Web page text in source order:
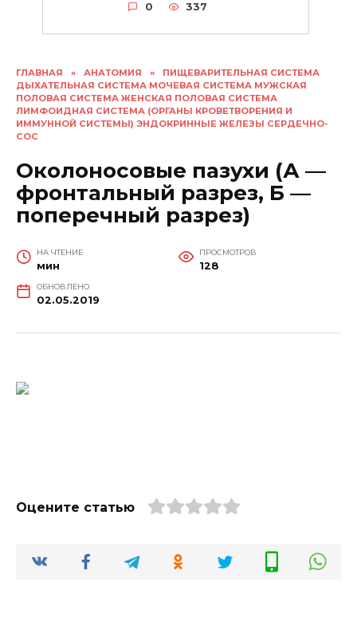
ГЛАВНАЯ » АНАТОМИЯ »
ПИЩЕВАРИТЕЛЬНАЯ СИСТЕМА
ДЫХАТЕЛЬНАЯ СИСТЕМА МОЧЕВАЯ СИСТЕМА МУЖСКАЯ
ПОЛОВАЯ СИСТЕМА ЖЕНСКАЯ ПОЛОВАЯ СИСТЕМА
ЛИМФОИДНАЯ СИСТЕМА (ОРГАНЫ КРОВЕТВОРЕНИЯ И
ИММУННОЙ СИСТЕМЫ) ЭНДОКРИННЫЕ ЖЕЛЕЗЫ СЕРДЕЧНО-
СОС
Околоносовые пазухи (А —
фронтальный разрез, Б —
поперечный разрез)
НА ЧТЕНИЕ
мин
ПРОСМОТРОВ
128
ОБНОВЛЕНО
02.05.2019
Оцените статью
0 337